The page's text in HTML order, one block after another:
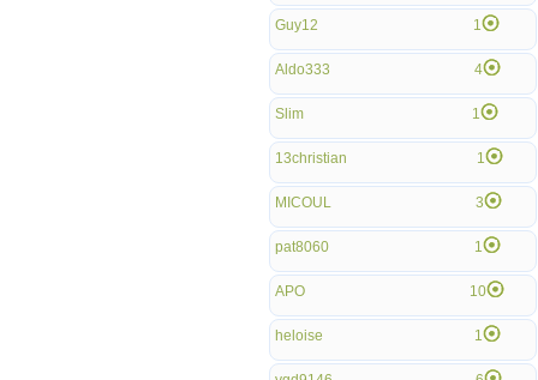
Guy12 1
Aldo333 4
Slim 1
13christian 1
MICOUL 3
pat8060 1
APO 10
heloise 1